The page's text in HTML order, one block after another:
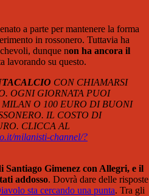
a parte per mantenere la forma
in rossonero. Tuttavia ha
dunque non ha ancora il
lavorando su questo.
CON CHIAMARSI
OGNI GIORNATA PUOI
O 100 EURO DI BUONI
IL COSTO DI
CLICCA AL
milanisti-channel/?
Santiago Gimenez con Allegri, e il
addosso. Dovrà dare delle risposte
sta cercando una punta. Tra gli